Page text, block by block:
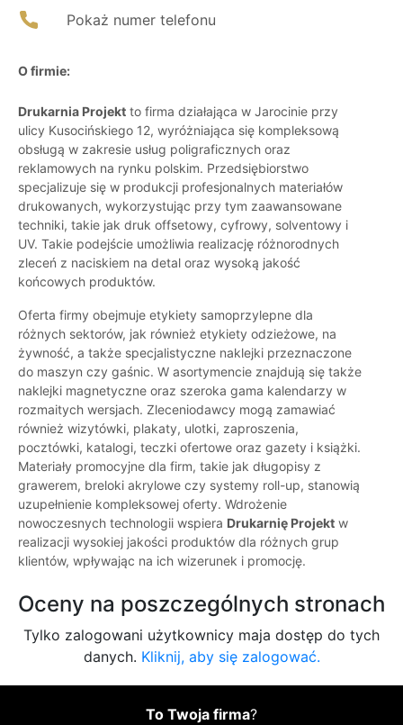
Pokaż numer telefonu
O firmie:
Drukarnia Projekt to firma działająca w Jarocinie przy
ulicy Kusocińskiego 12, wyróżniająca się kompleksową
obsługą w zakresie usług poligraficznych oraz
reklamowych na rynku polskim. Przedsiębiorstwo
specjalizuje się w produkcji profesjonalnych materiałów
drukowanych, wykorzystując przy tym zaawansowane
techniki, takie jak druk offsetowy, cyfrowy, solventowy i
UV. Takie podejście umożliwia realizację różnorodnych
zleceń z naciskiem na detal oraz wysoką jakość
końcowych produktów.
Oferta firmy obejmuje etykiety samoprzylepne dla
różnych sektorów, jak również etykiety odzieżowe, na
żywność, a także specjalistyczne naklejki przeznaczone
do maszyn czy gaśnic. W asortymencie znajdują się także
naklejki magnetyczne oraz szeroka gama kalendarzy w
rozmaitych wersjach. Zleceniodawcy mogą zamawiać
również wizytówki, plakaty, ulotki, zaproszenia,
pocztówki, katalogi, teczki ofertowe oraz gazety i książki.
Materiały promocyjne dla firm, takie jak długopisy z
grawerem, breloki akrylowe czy systemy roll-up, stanowią
uzupełnienie kompleksowej oferty. Wdrożenie
nowoczesnych technologii wspiera Drukarnię Projekt w
realizacji wysokiej jakości produktów dla różnych grup
klientów, wpływając na ich wizerunek i promocję.
Oceny na poszczególnych stronach
Tylko zalogowani użytkownicy maja dostęp do tych
danych. Kliknij, aby się zalogować.
To Twoja firma?